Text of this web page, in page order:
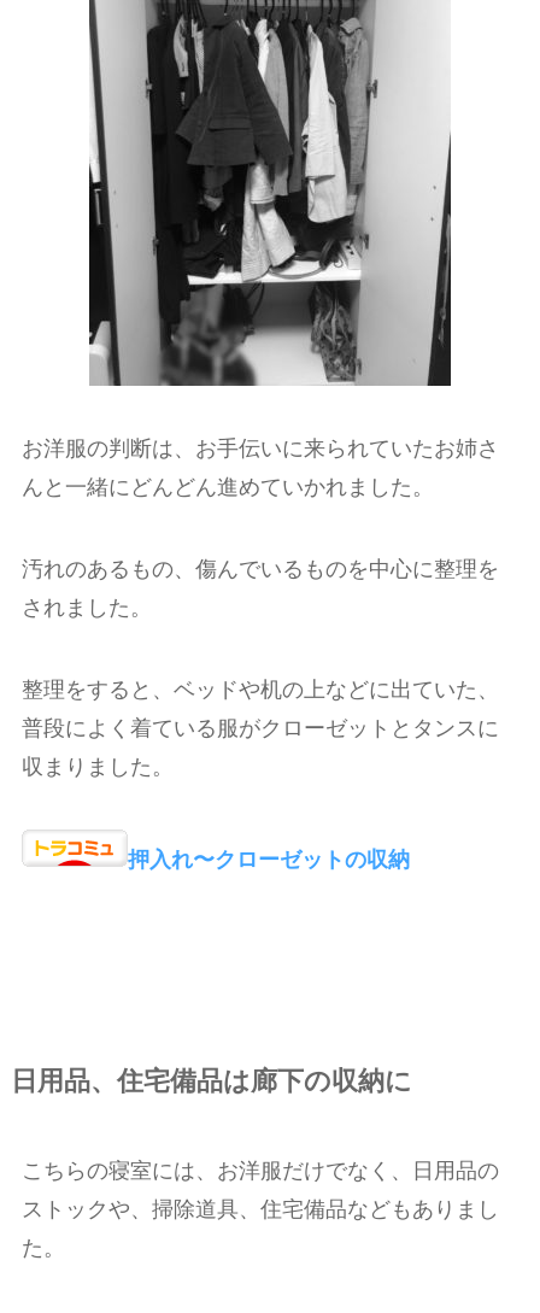
お洋服の判断は、お手伝いに来られていたお姉さ
んと一緒にどんどん進めていかれました。
汚れのあるもの、傷んでいるものを中心に整理を
されました。
整理をすると、ベッドや机の上などに出ていた、
普段によく着ている服がクローゼットとタンスに
収まりました。
押入れ〜クローゼットの収納
日用品、住宅備品は廊下の収納に
こちらの寝室には、お洋服だけでなく、日用品の
ストックや、掃除道具、住宅備品などもありまし
た。